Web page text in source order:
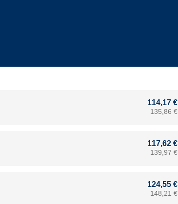
114,17 €
135,86 €
117,62 €
139,97 €
124,55 €
148,21 €